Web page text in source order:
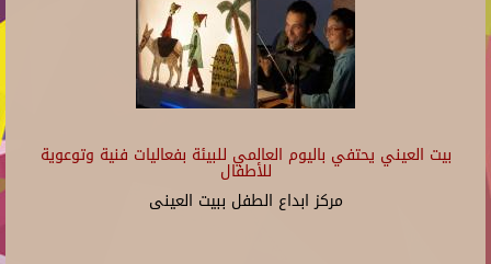
بيت العيني يحتفي باليوم العالمي للبيئة بفعاليات فنية وتوعوية
للأطفال
مركز ابداع الطفل ببيت العينى